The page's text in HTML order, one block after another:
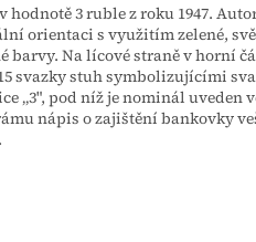
v hodnotě 3 ruble z roku 1947.
orientaci s využitím zelené,
barvy. Na lícové straně v horní
15 svazky stuh symbolizujícími
„3", pod níž je nominál uveden
nápis o zajištění bankovky